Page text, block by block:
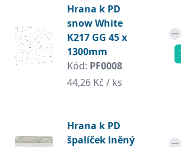
Hrana k PD
snow White
K217 GG 45 x
1300mm
Kód: PF0008
44,26 Kč / ks
Hrana k PD
špalíček lněný